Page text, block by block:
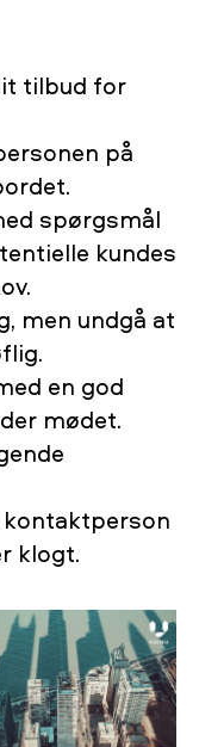
tilbud for
på
spørgsmål
kundes
men undgå at
en god
mødet.
klogt.